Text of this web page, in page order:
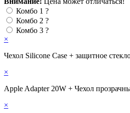
Комбо 1 ?
Комбо 2 ?
Комбо 3 ?
×
Чехол Silicone Case + защитное
×
Apple Adapter 20W + Чехол
×